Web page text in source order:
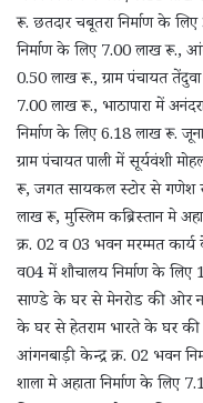
रू. छतदार चबूतरा निर्माण के
निर्माण के लिए 7.00 लाख रू.,
0.50 लाख रू., ग्राम पंचायत
7.00 लाख रू., भाठापारा में
निर्माण के लिए 6.18 लाख रू.
ग्राम पंचायत पाली में सूर्यवंशी
रू, जगत सायकल स्टोर से गणेश
लाख रू, मुस्लिम कब्रिस्तान मे
क्र. 02 व 03 भवन मरम्मत
व04 में शौचालय निर्माण के लिए
साण्डे के घर से मेनरोड की ओर
के घर से हेतराम भारते के घर की
आंगनबाड़ी केन्द्र क्र. 02 भवन
शाला मे अहाता निर्माण के लिए